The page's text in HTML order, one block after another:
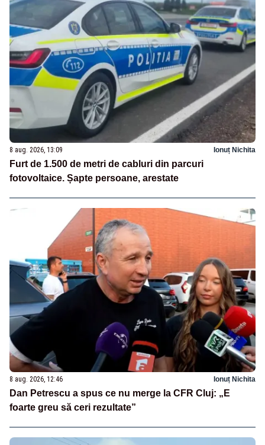
8 aug. 2026, 13:09 Ionuț Nichita
Furt de 1.500 de metri de cabluri din parcuri
fotovoltaice. Șapte persoane, arestate
8 aug. 2026, 12:46 Ionuț Nichita
Dan Petrescu a spus ce nu merge la CFR Cluj: „E
foarte greu să ceri rezultate”